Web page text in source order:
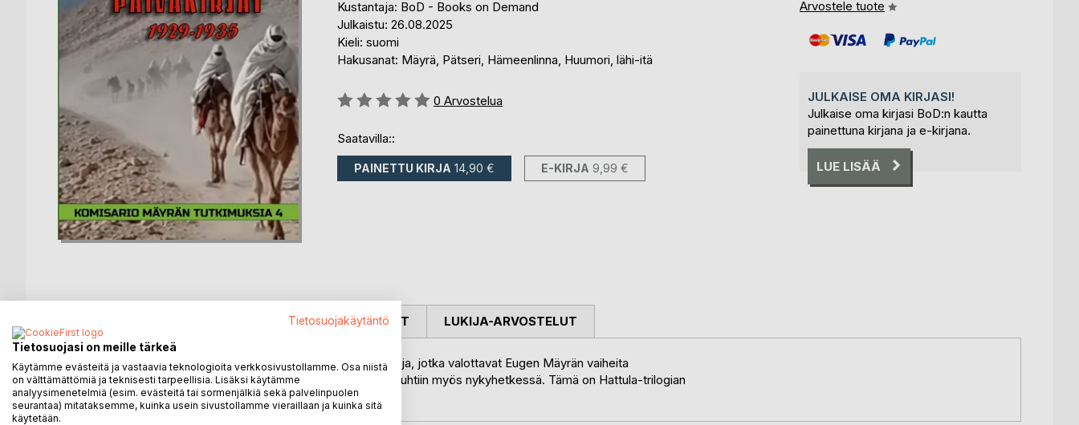
Kustantaja: BoD - Books on Demand
Julkaistu: 26.08.2025
Kieli: suomi
Hakusanat: Mäyrä, Pätseri, Hämeenlinna, Huumori, lähi-itä
Arvostelu::
0 Arvostelua
Saatavilla::
PAINETTU KIRJA 14,90 € E-KIRJA 9,99 €
Arvostele tuote
JULKAISE OMA KIRJASI!
Julkaise oma kirjasi BoD:n kautta
painettuna kirjana ja e-kirjana.
LUE LISÄÄ
Komisario Mäyrän veljenpoika löytää kadonneita päiväkirjoja, jotka valottavat Eugen Mäyrän vaiheita
Transjordaniassa. Mutta tässäkin seikkailussa päästään vauhtiin myös nykyhetkessä. Tämä on Hattula-trilogian
kahdeksas osa.
LEHDISTÖARVOSTELUT LUKIJA-ARVOSTELUT
Tietosuojakäytäntö
Tietosuojasi on meille tärkeä
Käytämme evästeitä ja vastaavia teknologioita verkkosivustollamme. Osa niistä
on välttämättömiä ja teknisesti tarpeellisia. Lisäksi käytämme
analyysimenetelmiä (esim. evästeitä tai sormenjälkiä sekä palvelinpuolen
seurantaa) mitataksemme, kuinka usein sivustollamme vieraillaan ja kuinka sitä
käytetään.